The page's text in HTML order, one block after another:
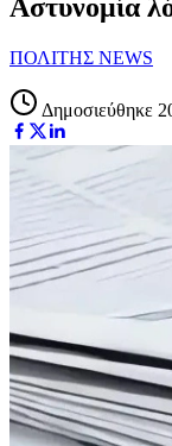
Αστυνομία
ΠΟΛΙΤΗΣ NEWS
Δημοσιεύθηκε